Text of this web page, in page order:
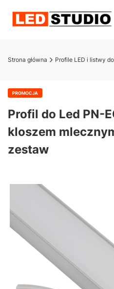
Strona główna Profile LED i listwy
PROMOCJA
Profil do Led PN-
kloszem
zestaw